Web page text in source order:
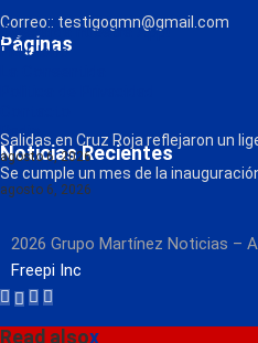
Correo:: testigogmn@gmail.com
Páginas
¡Descarga nuestra App!
FM Globo
Radio
Noticias Recientes
Salidas en Cruz Roja reflejaron un
agosto 6, 2026
Se cumple un mes de la
agosto 6, 2026
2026 Grupo Martínez Noticias –
Freepi Inc
Read alsox